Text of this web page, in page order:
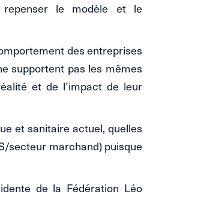
repenser le modèle et le
des entreprises
supportent pas les mêmes
et de l’impact de leur
et sanitaire actuel, quelles
secteur marchand) puisque
de la Fédération Léo